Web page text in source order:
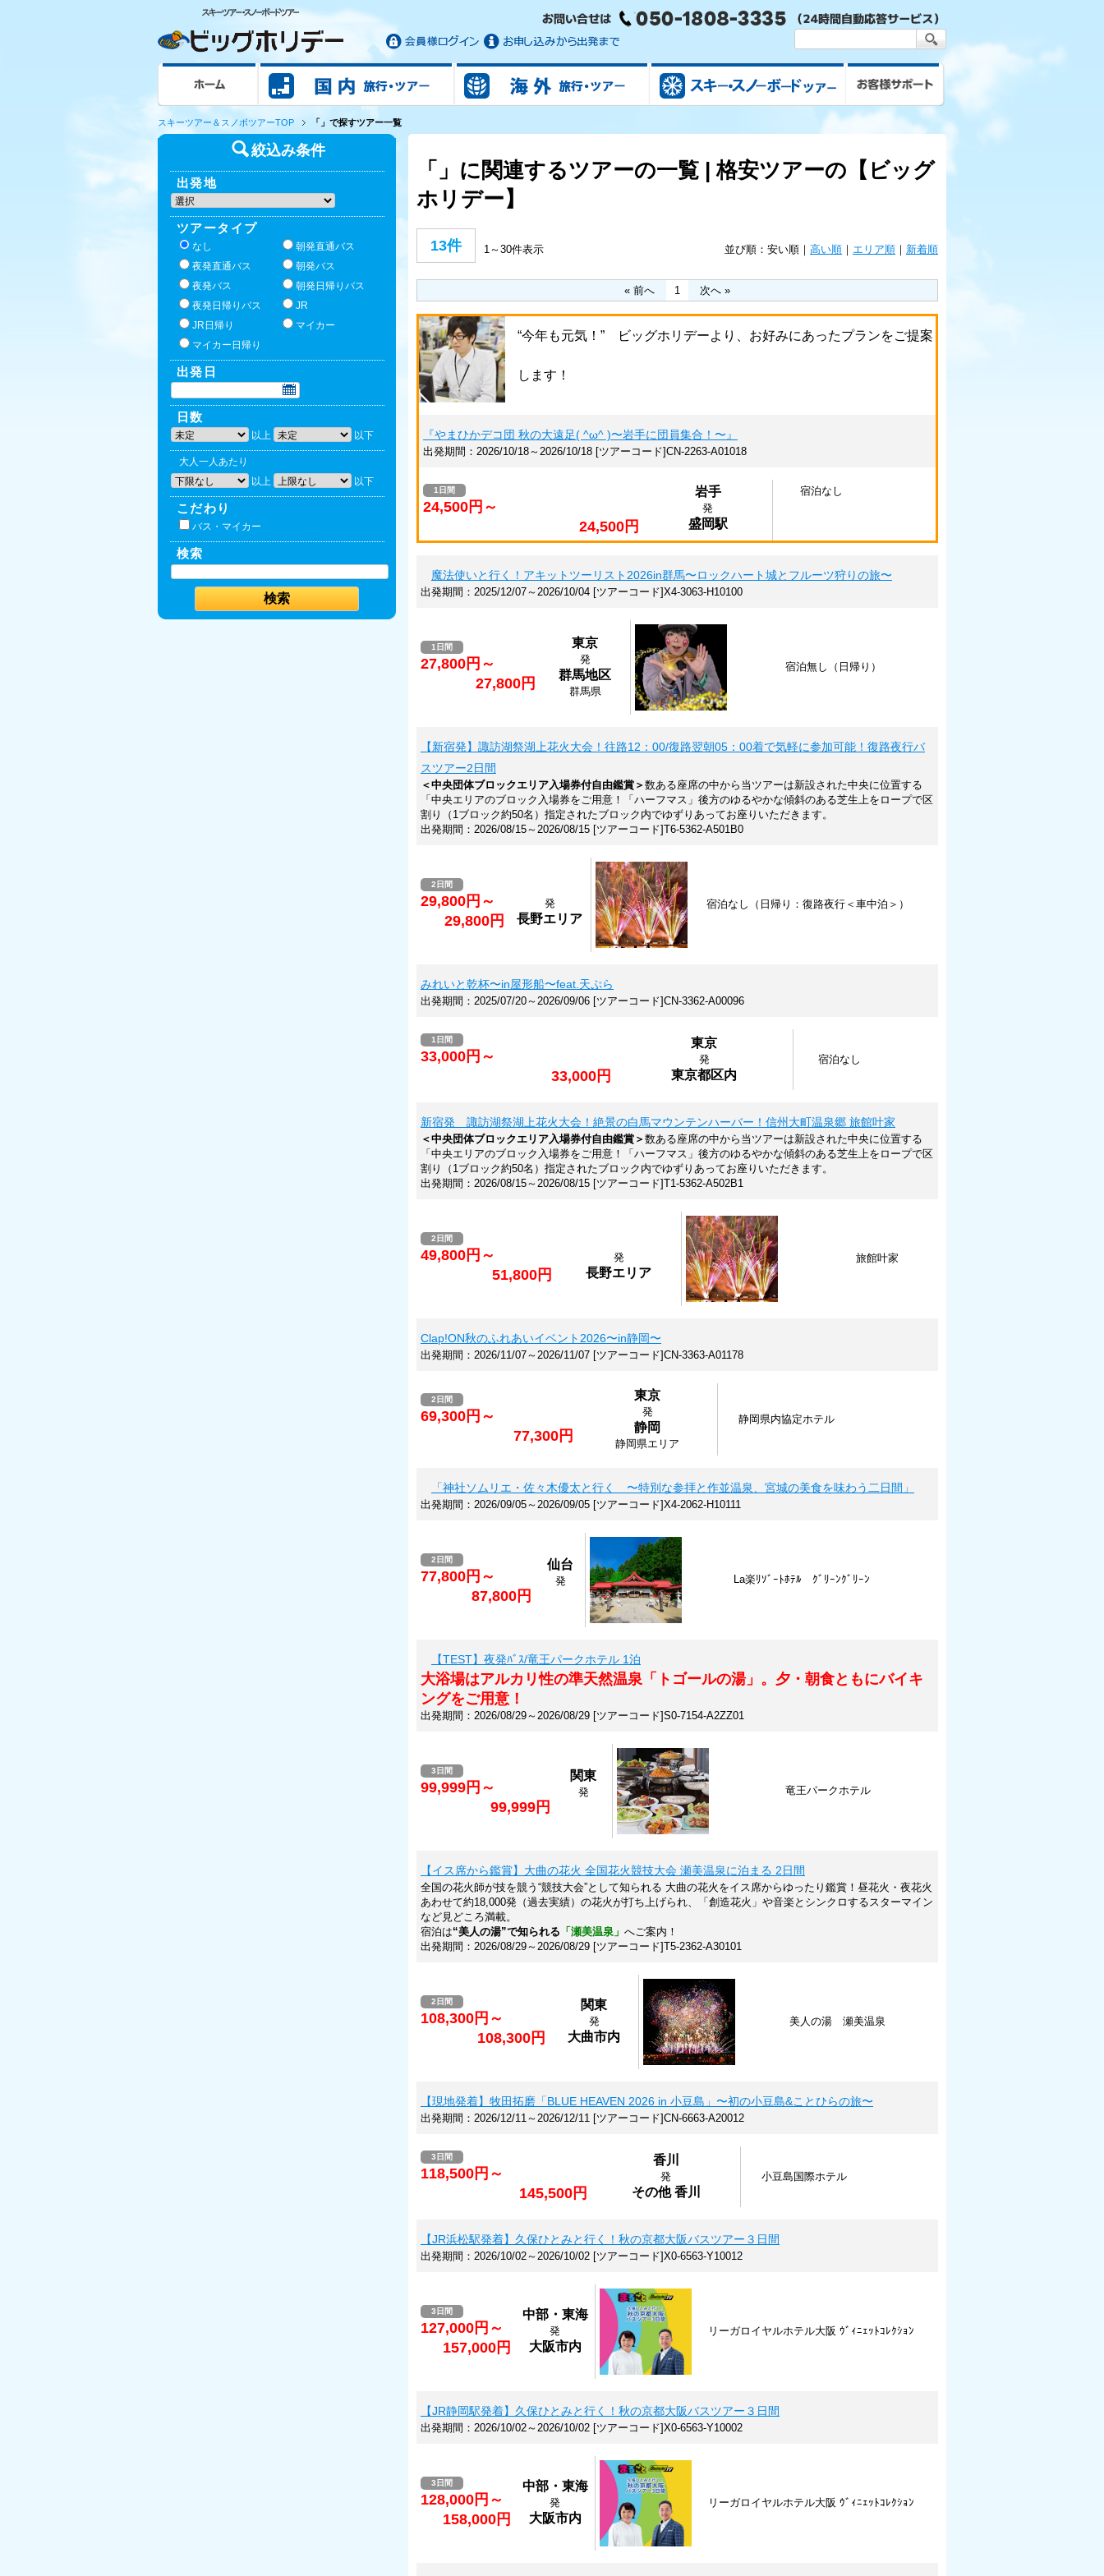
ホーム 国内旅行/ツアー 海外旅行/ツアー スキー&スノボツアー
スキーツアー＆スノボツアーTOP 「」で探すツアー一覧
絞込み条件
出発地
ツアータイプ
なし
朝発直通バス
夜発直通バス
朝発バス
夜発バス
朝発日帰りバス
夜発日帰りバス
JR
JR日帰り
マイカー
マイカー日帰り
出発日
日数
以上 以下
大人一人あたり
以上
以下
こだわり
バス・マイカー
検索
「」に関連するツアーの一覧 | 格安ツアーの【ビッグ
ホリデー】
13件 1～30件表示 並び順： 安い順｜ 高い順 ｜ エリア順 ｜ 新着順
« 前へ 1 次へ »
“今年も元気！” ビッグホリデーより、お好みにあったプランをご提案
します！
『やまひかデコ団 秋の大遠足( ^ω^ )〜岩手に団員集合！〜』
出発期間：2026/10/18～2026/10/18 [ツアーコード]CN-2263-A01018
1日間
24,500円～
24,500円
岩手
発
盛岡駅
宿泊なし
魔法使いと行く！アキットツーリスト2026in群馬〜ロックハート城とフルーツ狩りの旅〜
出発期間：2025/12/07～2026/10/04 [ツアーコード]X4-3063-H10100
1日間
27,800円～
27,800円
東京
発
群馬地区
群馬県
宿泊無し（日帰り）
【新宿発】諏訪湖祭湖上花火大会！往路12：00/復路翌朝05：00着で気軽に参加可能！復路夜行バ
スツアー2日間
＜中央団体ブロックエリア入場券付自由鑑賞＞ 数ある座席の中から当ツアーは新設された中央に位置する
「中央エリアのブロック入場券をご用意！「ハーフマス」後方のゆるやかな傾斜のある芝生上をロープで区
割り（1ブロック約50名）指定されたブロック内でゆずりあってお座りいただきます。
出発期間：2026/08/15～2026/08/15 [ツアーコード]T6-5362-A501B0
2日間
29,800円～
29,800円
発
長野エリア
宿泊なし（日帰り：復路夜行＜車中泊＞）
みれいと乾杯〜in屋形船〜feat.天ぷら
出発期間：2025/07/20～2026/09/06 [ツアーコード]CN-3362-A00096
1日間
33,000円～
33,000円
東京
発
東京都区内
宿泊なし
新宿発 諏訪湖祭湖上花火大会！絶景の白馬マウンテンハーバー！信州大町温泉郷 旅館叶家
＜中央団体ブロックエリア入場券付自由鑑賞＞ 数ある座席の中から当ツアーは新設された中央に位置する
「中央エリアのブロック入場券をご用意！「ハーフマス」後方のゆるやかな傾斜のある芝生上をロープで区
割り（1ブロック約50名）指定されたブロック内でゆずりあってお座りいただきます。
出発期間：2026/08/15～2026/08/15 [ツアーコード]T1-5362-A502B1
2日間
49,800円～
51,800円
発
長野エリア
旅館叶家
Clap!ON秋のふれあいイベント2026〜in静岡〜
出発期間：2026/11/07～2026/11/07 [ツアーコード]CN-3363-A01178
2日間
69,300円～
77,300円
東京
発
静岡
静岡県エリア
静岡県内協定ホテル
「神社ソムリエ・佐々木優太と行く 〜特別な参拝と作並温泉、宮城の美食を味わう二日間」
出発期間：2026/09/05～2026/09/05 [ツアーコード]X4-2062-H10111
2日間
77,800円～
87,800円
仙台
発 La楽ﾘｿﾞｰﾄﾎﾃﾙ ｸﾞﾘｰﾝｸﾞﾘｰﾝ
【TEST】夜発ﾊﾞｽ/竜王パークホテル 1泊
大浴場はアルカリ性の準天然温泉「トゴールの湯」。夕・朝食ともにバイキ
ングをご用意！
出発期間：2026/08/29～2026/08/29 [ツアーコード]S0-7154-A2ZZ01
3日間
99,999円～
99,999円
関東
発 竜王パークホテル
【イス席から鑑賞】大曲の花火 全国花火競技大会 瀬美温泉に泊まる 2日間
全国の花火師が技を競う“競技大会”として知られる 大曲の花火をイス席からゆったり鑑賞！昼花火・夜花火
あわせて約18,000発（過去実績）の花火が打ち上げられ、「創造花火」や音楽とシンクロするスターマイン
など見どころ満載。
宿泊は“美人の湯”で知られる 「瀬美温泉」 へご案内！
出発期間：2026/08/29～2026/08/29 [ツアーコード]T5-2362-A30101
2日間
108,300円～
108,300円
関東
発
大曲市内
美人の湯 瀬美温泉
【現地発着】牧田拓磨「BLUE HEAVEN 2026 in 小豆島」〜初の小豆島&ことひらの旅〜
出発期間：2026/12/11～2026/12/11 [ツアーコード]CN-6663-A20012
3日間
118,500円～
145,500円
香川
発
その他 香川
小豆島国際ホテル
【JR浜松駅発着】久保ひとみと行く！秋の京都大阪バスツアー３日間
出発期間：2026/10/02～2026/10/02 [ツアーコード]X0-6563-Y10012
3日間
127,000円～
157,000円
中部・東海
発
大阪市内
リーガロイヤルホテル大阪 ｳﾞｨﾆｪｯﾄｺﾚｸｼｮﾝ
【JR静岡駅発着】久保ひとみと行く！秋の京都大阪バスツアー３日間
出発期間：2026/10/02～2026/10/02 [ツアーコード]X0-6563-Y10002
3日間
128,000円～
158,000円
中部・東海
発
大阪市内
リーガロイヤルホテル大阪 ｳﾞｨﾆｪｯﾄｺﾚｸｼｮﾝ